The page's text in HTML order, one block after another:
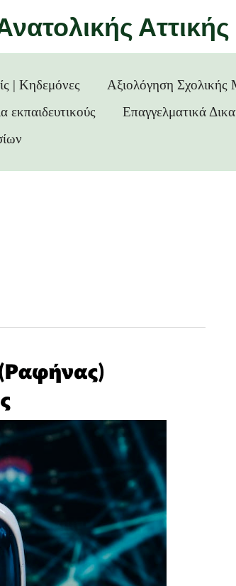
Αττικής
| Κηδεμόνες Αξιολόγηση Σχολικής
εκπαιδευτικούς Επαγγελματικά